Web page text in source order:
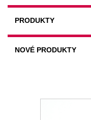
PRODUKTY
NOVÉ PRODUKTY